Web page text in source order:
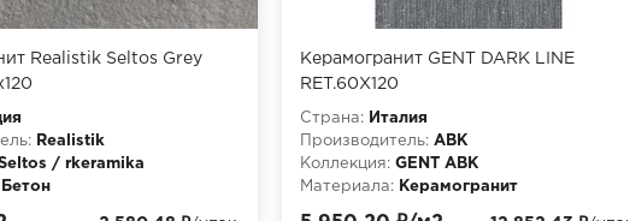
Realistik Seltos Grey
Realistik
/ rkeramika
Бетон
Керамогранит GENT DARK LINE
RET.60X120
Страна:
Италия
Производитель: ABK
Коллекция: GENT ABK
Материала:
Керамогранит